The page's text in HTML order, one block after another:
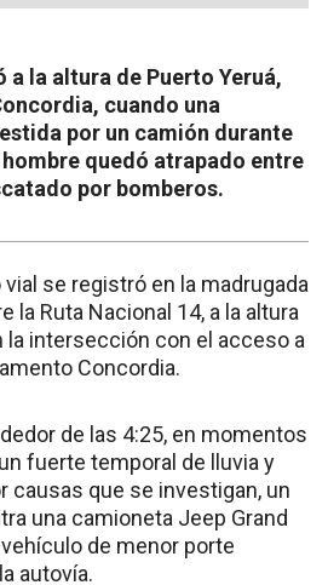
la altura de Puerto Yeruá,
cuando una
por un camión durante
quedó atrapado entre
por bomberos.
se registró en la madrugada
la Ruta Nacional 14, a la altura
la intersección con el acceso a
Concordia.
de las 4:25, en momentos
fuerte temporal de lluvia y
causas que se investigan, un
una camioneta Jeep Grand
de menor porte
autovía.